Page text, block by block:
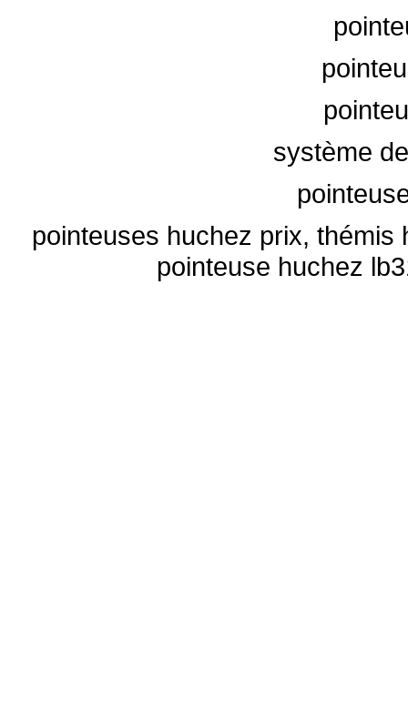
système
pointeuses huchez prix,
pointeuse huchez